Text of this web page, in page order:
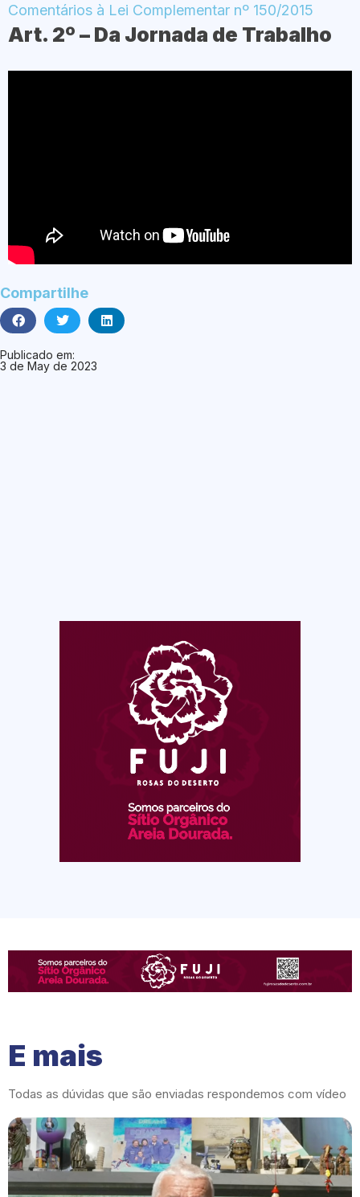
Comentários à Lei Complementar nº 150/2015
Art. 2º – Da Jornada de Trabalho
Compartilhe
Publicado em:
3 de May de 2023
E mais
Todas as dúvidas que são enviadas respondemos com vídeo